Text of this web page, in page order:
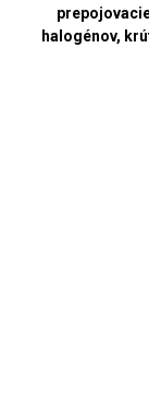
halogénov,